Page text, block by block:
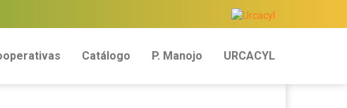
Catálogo P. Manojo URCACYL